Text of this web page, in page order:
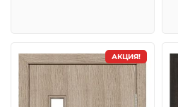
АКЦИЯ!